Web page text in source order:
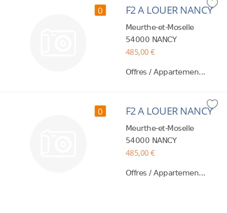
0 F2 A LOUER NANCY
Meurthe-et-Moselle
54000 NANCY
485,00 €
Offres / Appartemen...
0 F2 A LOUER NANCY
Meurthe-et-Moselle
54000 NANCY
485,00 €
Offres / Appartemen...